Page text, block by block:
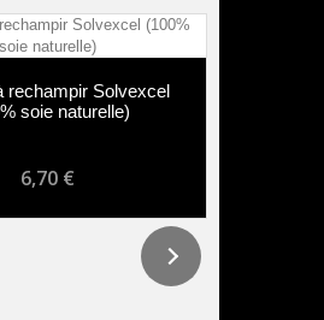
rechampir Solvexcel
soie naturelle)
6,70 €